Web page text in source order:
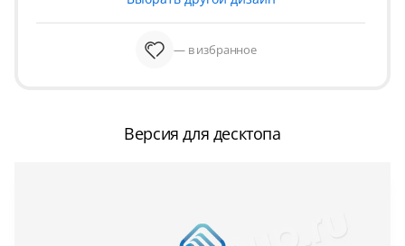
— в избранное
Версия для десктопа